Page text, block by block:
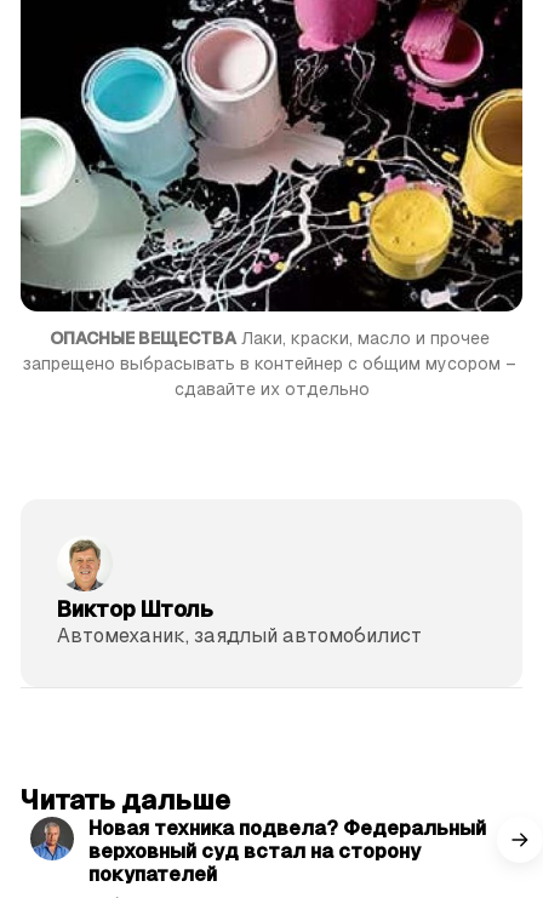
ОПАСНЫЕ ВЕЩЕСТВА Лаки, краски, масло и прочее
запрещено выбрасывать в контейнер с общим мусором –
сдавайте их отдельно
Виктор Штоль
Автомеханик, заядлый автомобилист
Читать дальше
Новая техника подвела? Федеральный
верховный суд встал на сторону
покупателей